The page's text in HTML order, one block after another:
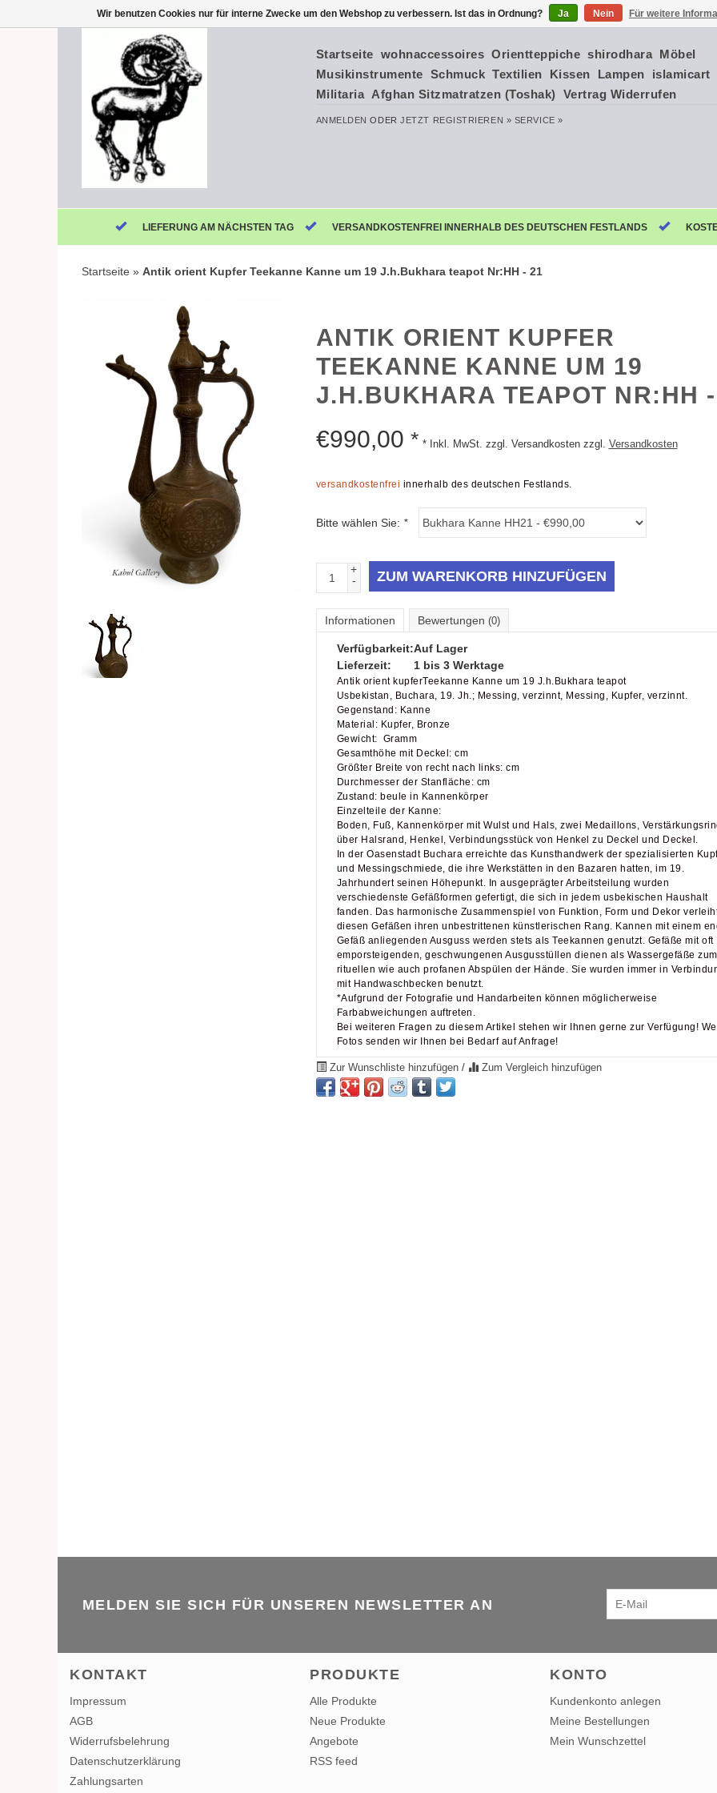
Startseite wohnaccessoires Orientteppiche shirodhara Möbel
Musikinstrumente Schmuck Textilien Kissen Lampen
islamicart
Militaria Afghan Sitzmatratzen (Toshak) Vertrag Widerrufen
ANMELDEN ODERJETZT REGISTRIEREN » SERVICE »
LIEFERUNG AM NÄCHSTEN TAG VERSANDKOSTENFREI INNERHALB DES DEUTSCHEN FESTLANDS
Startseite » Antik orient Kupfer Teekanne Kanne um 19 J.h.Bukhara teapot Nr:HH - 21
ANTIK ORIENT KUPFER
TEEKANNE KANNE UM 19
J.H.BUKHARA TEAPOT NR:HH
€990,00 * * Inkl. MwSt. zzgl. Versandkosten zzgl. Versandkosten
versandkostenfrei innerhalb des deutschen Festlands.
Bitte wählen Sie: *
+
-
ZUM WARENKORB HINZUFÜGEN
Informationen Bewertungen (0)
Verfügbarkeit:Auf Lager
Lieferzeit:
1 bis 3 Werktage
Antik orient kupferTeekanne Kanne um 19 J.h.Bukhara teapot
Usbekistan, Buchara, 19. Jh.; Messing, verzinnt, Messing, Kupfer, verzinnt.
Gegenstand: Kanne
Material: Kupfer, Bronze
Gewicht: Gramm
Gesamthöhe mit Deckel: cm
Größter Breite von recht nach links: cm
Durchmesser der Stanfläche: cm
Zustand: beule in Kannenkörper
Einzelteile der Kanne:
Boden, Fuß, Kannenkörper mit Wulst und Hals, zwei Medaillons,
über Halsrand, Henkel, Verbindungsstück von Henkel zu Deckel und Deckel.
In der Oasenstadt Buchara erreichte das Kunsthandwerk der spezialisierten
und Messingschmiede, die ihre Werkstätten in den Bazaren hatten, im 19.
Jahrhundert seinen Höhepunkt. In ausgeprägter Arbeitsteilung wurden
verschiedenste Gefäßformen gefertigt, die sich in jedem usbekischen Haushalt
fanden. Das harmonische Zusammenspiel von Funktion, Form und Dekor
diesen Gefäßen ihren unbestrittenen künstlerischen Rang. Kannen mit einem
Gefäß anliegenden Ausguss werden stets als Teekannen genutzt. Gefäße mit oft
emporsteigenden, geschwungenen Ausgusstüllen dienen als Wassergefäße zum
rituellen wie auch profanen Abspülen der Hände. Sie wurden immer in
mit Handwaschbecken benutzt.
*Aufgrund der Fotografie und Handarbeiten können möglicherweise
Farbabweichungen auftreten.
Bei weiteren Fragen zu diesem Artikel stehen wir Ihnen gerne zur Verfügung!
Fotos senden wir Ihnen bei Bedarf auf Anfrage!
Zur Wunschliste hinzufügen / Zum Vergleich hinzufügen
MELDEN SIE SICH FÜR UNSEREN NEWSLETTER AN
KONTAKT
Impressum
AGB
Widerrufsbelehrung
Datenschutzerklärung
Zahlungsarten
PRODUKTE
Alle Produkte
Neue Produkte
Angebote
RSS feed
KONTO
Kundenkonto anlegen
Meine Bestellungen
Mein Wunschzettel
Wir benutzen Cookies nur für interne Zwecke um den Webshop zu verbessern. Ist das in Ordnung? Ja Nein Für weitere